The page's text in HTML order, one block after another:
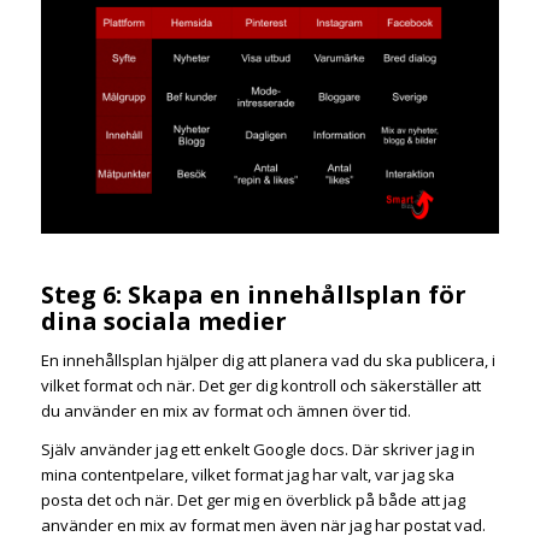
Steg 6: Skapa en innehållsplan för
dina sociala medier
En innehållsplan hjälper dig att planera vad du ska publicera, i
vilket format och när. Det ger dig kontroll och säkerställer att
du använder en mix av format och ämnen över tid.
Själv använder jag ett enkelt Google docs. Där skriver jag in
mina contentpelare, vilket format jag har valt, var jag ska
posta det och när. Det ger mig en överblick på både att jag
använder en mix av format men även när jag har postat vad.